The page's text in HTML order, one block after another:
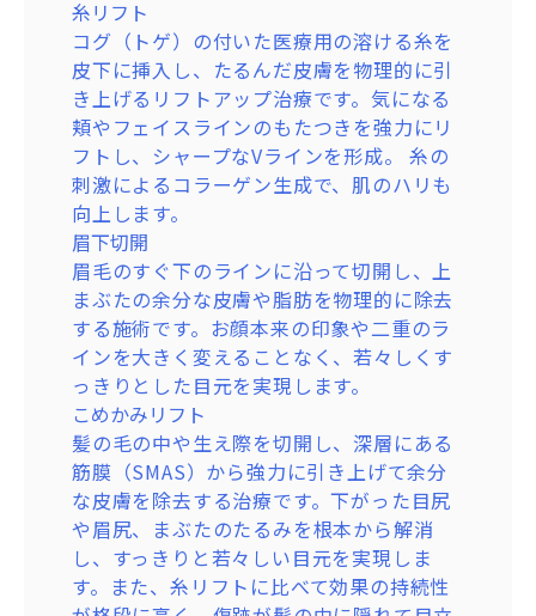
脂肪注入
ご自身の脂肪を採取し、しわやくぼみが気
になる部分に注入する治療です。コラーゲ
ン減少でくぼんでしまった箇所にボリュー
ムを出し、ほうれい線などを内側からふっ
くらと持ち上げます。
ヒアルロン酸
しわの直下や皮膚の深い層にヒアルロン酸
製剤を注入し、物理的に溝を持ち上げてし
わを改善します。ほうれい線や眉間、額の
しわなど、様々な部位に対応可能です。
ボトックス
筋肉の動きをリラックスさせる作用のある
製剤を注入し、「表情じわ」の原因となる
筋肉の過剰な働きを抑えます。笑った時の
目尻のしわや、眉を寄せた時の眉間のしわ
などに効果的です。
マッサージピール(PRX-T33)
肌表面を剥離させずに、薬剤をマッサージ
しながら真皮層まで浸透させるピーリング
治療です。コラーゲンの生成を強力に促
治療です。コラーゲンの生成を強力に促
し、内側から押し返すようなハリ・弾力を
呼び覚まします。くすみのない透明感あふ
れる艶肌へと導きます。
糸リフト
コグ（トゲ）の付いた医療用の溶ける糸を
皮下に挿入し、たるんだ皮膚を物理的に引
き上げるリフトアップ治療です。気になる
頬やフェイスラインのもたつきを強力にリ
フトし、シャープなVラインを形成。 糸の
刺激によるコラーゲン生成で、肌のハリも
向上します。
眉下切開
眉毛のすぐ下のラインに沿って切開し、上
まぶたの余分な皮膚や脂肪を物理的に除去
する施術です。お顔本来の印象や二重のラ
インを大きく変えることなく、若々しくす
っきりとした目元を実現します。
こめかみリフト
髪の毛の中や生え際を切開し、深層にある
筋膜（SMAS）から強力に引き上げて余分
な皮膚を除去する治療です。下がった目尻
や眉尻、まぶたのたるみを根本から解消
し、すっきりと若々しい目元を実現しま
す。また、糸リフトに比べて効果の持続性